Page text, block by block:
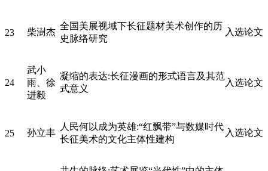
23 柴澍杰
全国美展视域下长征题材美术创作的历
史脉络研究
入选论文
24
武小
雨、徐
进毅
凝缩的表达:长征漫画的形式语言及其范
式意义
入选论文
25 孙立丰
人民何以成为英雄:“红飘带”与数媒时代
长征美术的文化主体性建构
入选论文